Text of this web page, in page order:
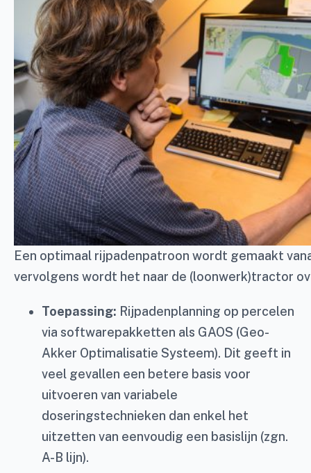
Een optimaal rijpadenpatroon wordt gemaakt
vervolgens wordt het naar de (loonwerk)tractor
Toepassing: Rijpadenplanning op percelen
via softwarepakketten als GAOS (Geo-
Akker Optimalisatie Systeem). Dit geeft in
veel gevallen een betere basis voor
uitvoeren van variabele
doseringstechnieken dan enkel het
uitzetten van eenvoudig een basislijn (zgn.
A-B lijn).